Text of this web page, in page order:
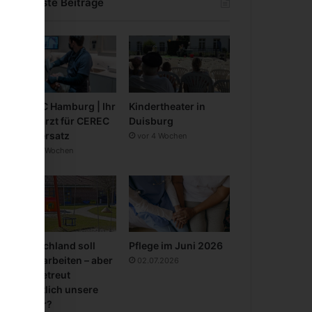
CEREC Hamburg | Ihr
Zahnarzt für CEREC
Zahnersatz
vor 3 Wochen
Kindertheater in
Duisburg
vor 4 Wochen
Deutschland soll
mehr arbeiten – aber
wer betreut
eigentlich unsere
Kinder?
Pflege im Juni 2026
02.07.2026